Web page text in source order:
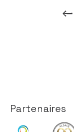
Partenaires